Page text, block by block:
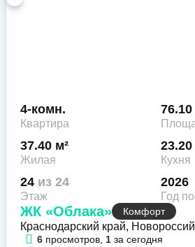
4-комн.
Квартира
76.10
37.40 м²
Жилая
23.20
Кухня
24 из 24
Этаж
2026
Год
ЖК «Облака» Комфорт
Краснодарский край,
6 просмотров, 1 за сегодня